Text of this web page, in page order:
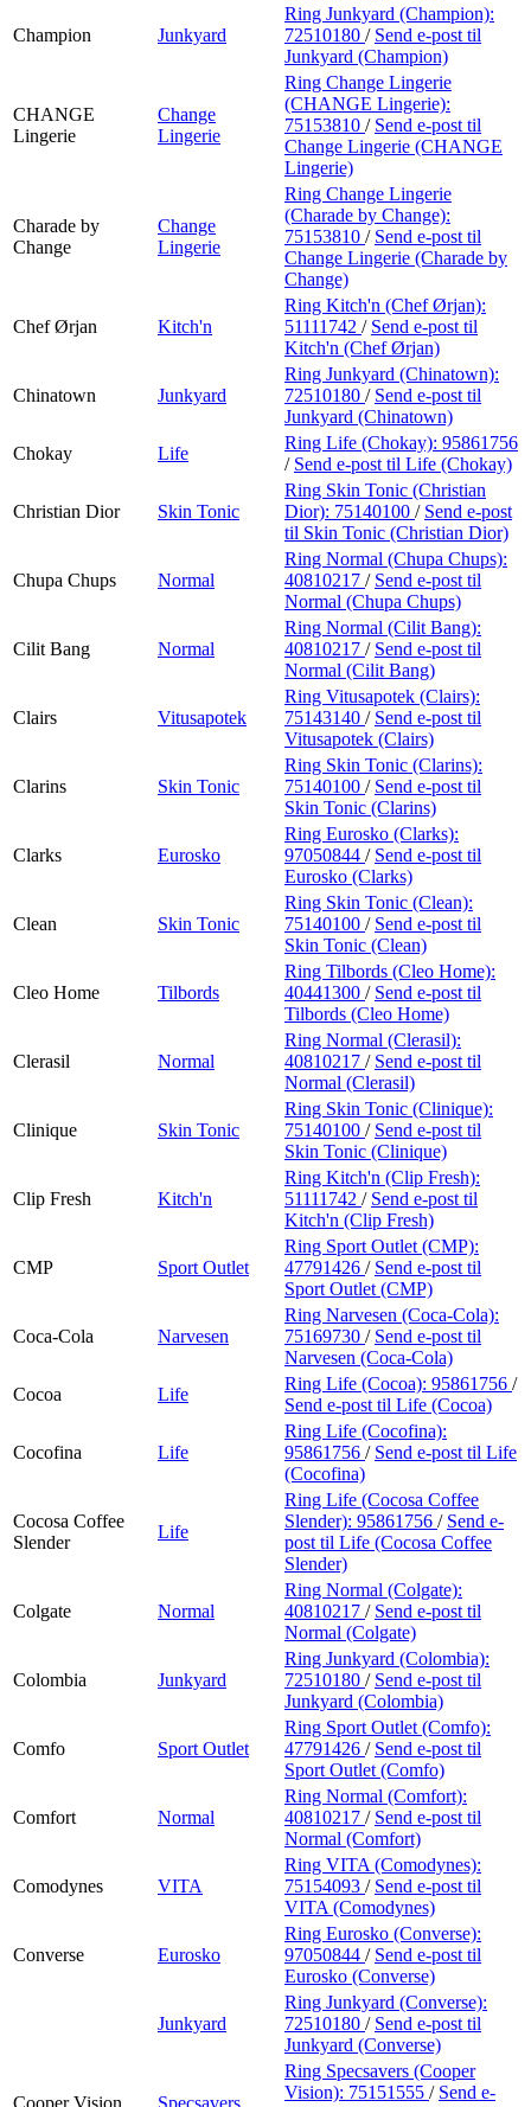
Champion Junkyard
Ring Junkyard (Champion):
72510180 / Send e-post til
Junkyard (Champion)
CHANGE
Lingerie
Change
Lingerie
Ring Change Lingerie
(CHANGE Lingerie):
75153810 / Send e-post til
Change Lingerie (CHANGE
Lingerie)
Charade by
Change
Change
Lingerie
Ring Change Lingerie
(Charade by Change):
75153810 / Send e-post til
Change Lingerie (Charade by
Change)
Chef Ørjan Kitch'n
Ring Kitch'n (Chef Ørjan):
51111742 / Send e-post til
Kitch'n (Chef Ørjan)
Chinatown Junkyard
Ring Junkyard (Chinatown):
72510180 / Send e-post til
Junkyard (Chinatown)
Chokay
Life
Ring Life (Chokay): 95861756
/ Send e-post til Life (Chokay)
Christian Dior Skin Tonic
Ring Skin Tonic (Christian
Dior): 75140100 / Send e-post
til Skin Tonic (Christian Dior)
Chupa Chups Normal
Ring Normal (Chupa Chups):
40810217 / Send e-post til
Normal (Chupa Chups)
Cilit Bang Normal
Ring Normal (Cilit Bang):
40810217 / Send e-post til
Normal (Cilit Bang)
Clairs Vitusapotek
Ring Vitusapotek (Clairs):
75143140 / Send e-post til
Vitusapotek (Clairs)
Clarins Skin Tonic
Ring Skin Tonic (Clarins):
75140100 / Send e-post til
Skin Tonic (Clarins)
Clarks Eurosko
Ring Eurosko (Clarks):
97050844 / Send e-post til
Eurosko (Clarks)
Clean Skin Tonic
Ring Skin Tonic (Clean):
75140100 / Send e-post til
Skin Tonic (Clean)
Cleo Home Tilbords
Ring Tilbords (Cleo Home):
40441300 / Send e-post til
Tilbords (Cleo Home)
Clerasil Normal
Ring Normal (Clerasil):
40810217 / Send e-post til
Normal (Clerasil)
Clinique Skin Tonic
Ring Skin Tonic (Clinique):
75140100 / Send e-post til
Skin Tonic (Clinique)
Clip Fresh Kitch'n
Ring Kitch'n (Clip Fresh):
51111742 / Send e-post til
Kitch'n (Clip Fresh)
CMP Sport Outlet
Ring Sport Outlet (CMP):
47791426 / Send e-post til
Sport Outlet (CMP)
Coca-Cola Narvesen
Ring Narvesen (Coca-Cola):
75169730 / Send e-post til
Narvesen (Coca-Cola)
Cocoa
Life
Ring Life (Cocoa): 95861756 /
Send e-post til Life (Cocoa)
Cocofina Life
Ring Life (Cocofina):
95861756 / Send e-post til Life
(Cocofina)
Cocosa Coffee
Slender
Life
Ring Life (Cocosa Coffee
Slender): 95861756 / Send e-
post til Life (Cocosa Coffee
Slender)
Colgate Normal
Ring Normal (Colgate):
40810217 / Send e-post til
Normal (Colgate)
Colombia Junkyard
Ring Junkyard (Colombia):
72510180 / Send e-post til
Junkyard (Colombia)
Comfo Sport Outlet
Ring Sport Outlet (Comfo):
47791426 / Send e-post til
Sport Outlet (Comfo)
Comfort Normal
Ring Normal (Comfort):
40810217 / Send e-post til
Normal (Comfort)
Comodynes VITA
Ring VITA (Comodynes):
75154093 / Send e-post til
VITA (Comodynes)
Converse Eurosko
Ring Eurosko (Converse):
97050844 / Send e-post til
Eurosko (Converse)
Junkyard
Ring Junkyard (Converse):
72510180 / Send e-post til
Junkyard (Converse)
Cooper Vision Specsavers
Ring Specsavers (Cooper
Vision): 75151555 / Send e-